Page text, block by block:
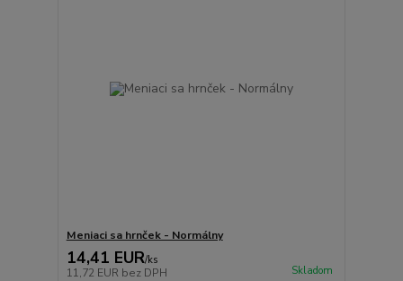
Meniaci sa hrnček - Normálny
14,41 EUR/ks
11,72 EUR bez DPH Skladom